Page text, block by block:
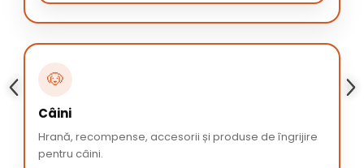
🐶
Câini
Hrană, recompense, accesorii și produse de îngrijire
pentru câini.